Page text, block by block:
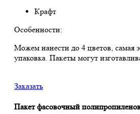
Крафт
Особенности:
Можем нанести до 4 цветов, самая
упаковка. Пакеты могут
Заказать
Пакет фасовочный